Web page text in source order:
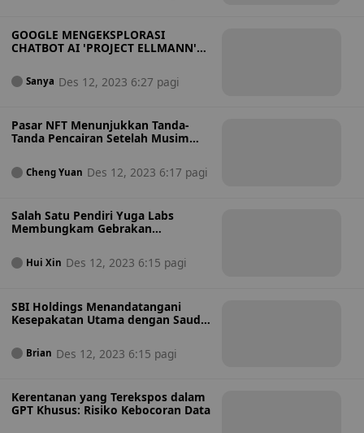
GOOGLE MENGEKSPLORASI
CHATBOT AI 'PROJECT ELLMANN'
Sanya Des 12, 2023 6:27 pagi
Pasar NFT Menunjukkan Tanda-
Tanda Pencairan Setelah Musim
Cheng Yuan Des 12, 2023 6:17 pagi
Salah Satu Pendiri Yuga Labs
Membungkam Gebrakan
ganjing Kesehatan
Hui Xin Des 12, 2023 6:15 pagi
SBI Holdings Menandatangani
Kesepakatan Utama dengan Saudi
Brian Des 12, 2023 6:15 pagi
Kerentanan yang Terekspos dalam
GPT Khusus: Risiko Kebocoran Data